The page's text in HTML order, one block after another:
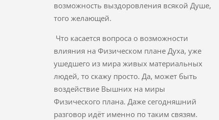
возможность выздоровления всякой Душе,
того желающей.
Что касается вопроса о возможности
влияния на Физическом плане Духа, уже
ушедшего из мира живых материальных
людей, то скажу просто. Да, может быть
воздействие Вышних на миры
Физического плана. Даже сегодняшний
разговор идёт именно по таким связям.